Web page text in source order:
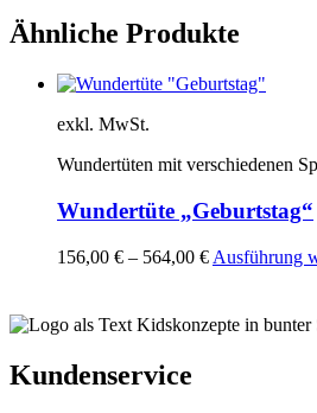
Ähnliche Produkte
exkl. MwSt.
Wundertüten mit verschiedenen
Wundertüte „Geburtstag“
156,00 € – 564,00 € Ausführung
Kundenservice